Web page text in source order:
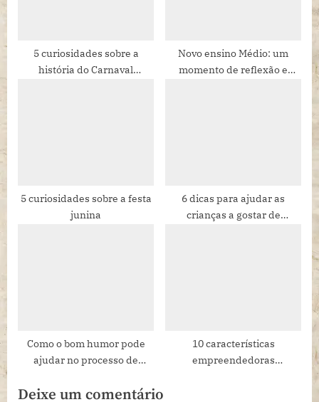
5 curiosidades sobre a
história do Carnaval
Novo ensino Médio: um
momento de reflexão e
5 curiosidades sobre a festa
junina
6 dicas para ajudar as
crianças a gostar de
Como o bom humor pode
ajudar no processo de
10 características
empreendedoras
Deixe um comentário